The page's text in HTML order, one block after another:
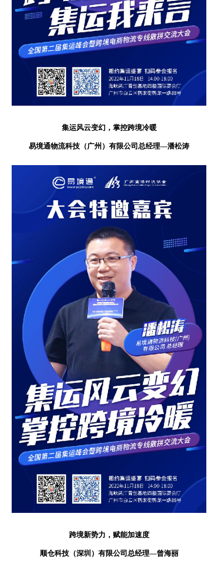
集运风云变幻，掌控跨境冷暖
易境通物流科技（广州）有限公司 总经理—潘松涛
跨境新势力，赋能加速度
顺仓科技（深圳）有限公司 总经理—曾海丽